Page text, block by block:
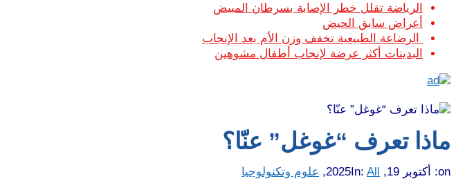
الرياضة تقلل خطر الإصابة بسرطان المبيض
أعراض سابق الحيض
الرضاعة الطبيعية تخفف وزن الأم بعد الإنجاب
البدينات أكثر عرضة لإنجاب أطفال مشوهين
ماذا تعرف “غوغل” عنّا؟
on: أكتوبر 19, 2025 In: All
, علوم وتكنولوجيا